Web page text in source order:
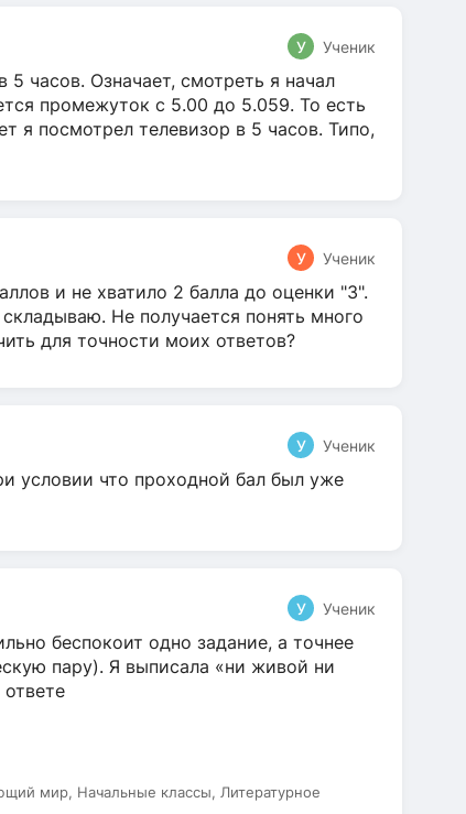
У Ученик
часов. Означает, смотреть я начал
промежуток с 5.00 до 5.059. То есть
я посмотрел телевизор в 5 часов. Типо,
У Ученик
и не хватило 2 балла до оценки "3".
Не получается понять много
для точности моих ответов?
У Ученик
условии что проходной бал был уже
У Ученик
беспокоит одно задание, а точнее
пару). Я выписала «ни живой ни
мир, Начальные классы, Литературное